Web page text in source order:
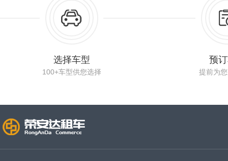
选择车型
100+车型供您选择
预
提前为